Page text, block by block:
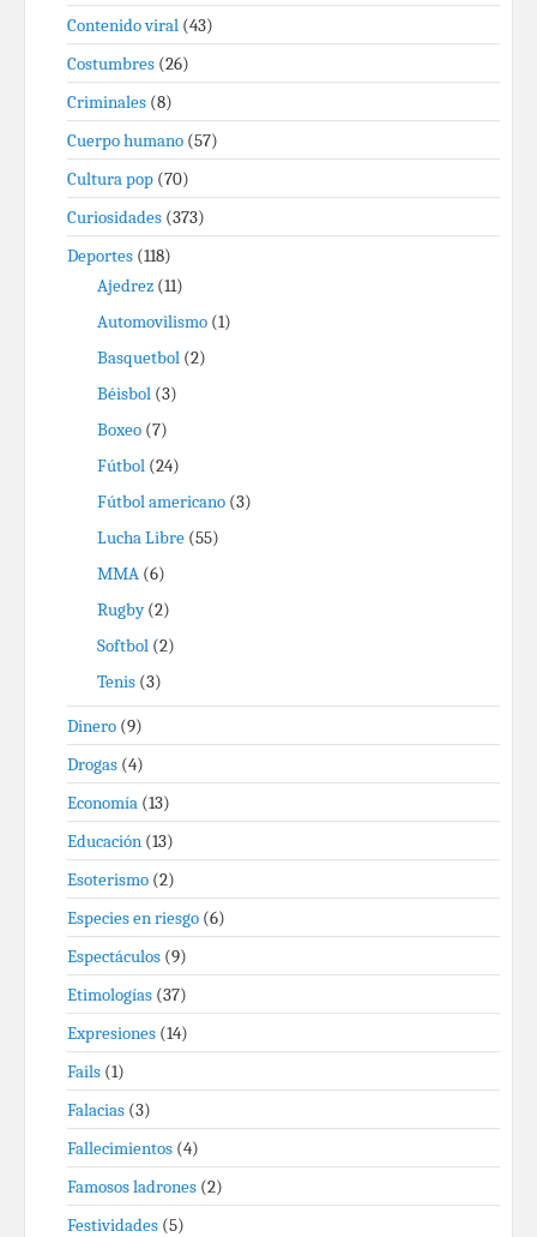
Contenido viral (43)
Costumbres (26)
Criminales (8)
Cuerpo humano (57)
Cultura pop (70)
Curiosidades (373)
Deportes (118)
Ajedrez (11)
Automovilismo (1)
Basquetbol (2)
Béisbol (3)
Boxeo (7)
Fútbol (24)
Fútbol americano (3)
Lucha Libre (55)
MMA (6)
Rugby(2)
Softbol (2)
Tenis (3)
Dinero (9)
Drogas (4)
Economía (13)
Educación (13)
Esoterismo (2)
Especies en riesgo (6)
Espectáculos (9)
Etimologías (37)
Expresiones (14)
Fails (1)
Falacias (3)
Fallecimientos (4)
Famosos ladrones (2)
Festividades (5)